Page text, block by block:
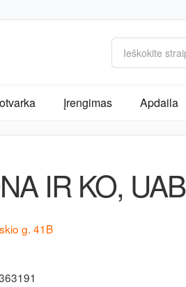
Įrengimas Apdaila
IR KO, UAB
g. 41B